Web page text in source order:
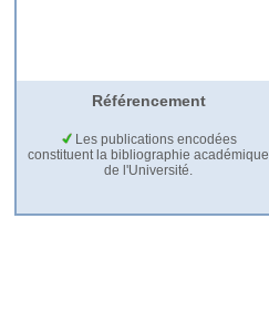
Référencement
Les publications encodées
constituent la bibliographie académique
de l'Université.